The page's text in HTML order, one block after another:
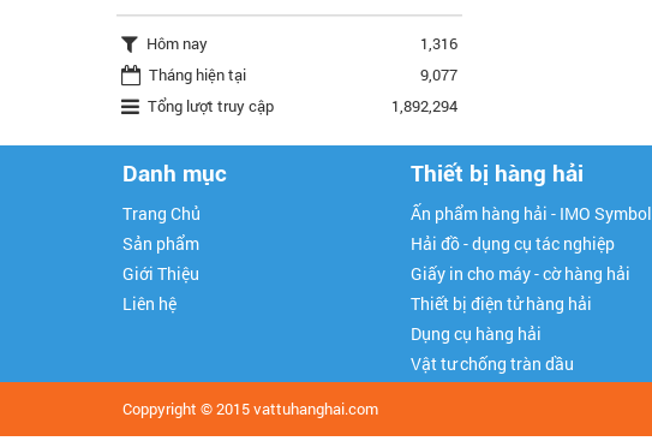
Hôm nay
1,316
Tháng hiện tại
9,077
Tổng lượt truy cập
1,892,294
Danh mục
Trang Chủ
Sản phẩm
Giới Thiệu
Liên hệ
Thiết bị hàng hải
Ấn phẩm hàng hải - IMO Symbol
Hải đồ - dụng cụ tác nghiệp
Giấy in cho máy - cờ hàng hải
Thiết bị điện tử hàng hải
Dụng cụ hàng hải
Vật tư chống tràn dầu
Coppyright © 2015vattuhanghai.com